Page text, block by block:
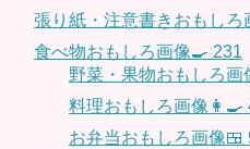
張り紙・注意書きおもしろ
食べ物おもしろ画像🍳 231
野菜・果物おもしろ画
料理おもしろ画像👩‍🍳
お弁当おもしろ画像🍱